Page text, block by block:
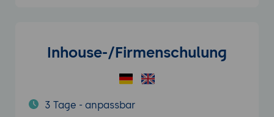
Inhouse-/Firmenschulung
3 Tage - anpassbar